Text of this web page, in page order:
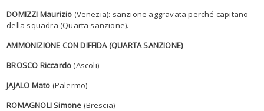
DOMIZZI Maurizio (Venezia): sanzione aggravata perché capitano
della squadra (Quarta sanzione).
AMMONIZIONE CON DIFFIDA (QUARTA SANZIONE)
BROSCO Riccardo (Ascoli)
JAJALO Mato (Palermo)
ROMAGNOLI Simone (Brescia)